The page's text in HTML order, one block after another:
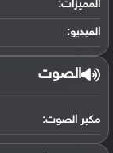
المميزات:
الفيديو:
الصوت
مكبر الصوت: